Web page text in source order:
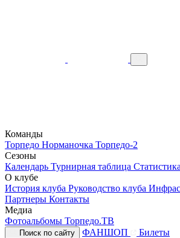
Команды
Торпедо Норманочка Торпедо-2
Сезоны
Календарь Турнирная таблица
О клубе
История клуба Руководство клуба
Партнеры Контакты
Медиа
Фотоальбомы Торпедо.ТВ
Поиск по сайту ФАНШОП Билеты